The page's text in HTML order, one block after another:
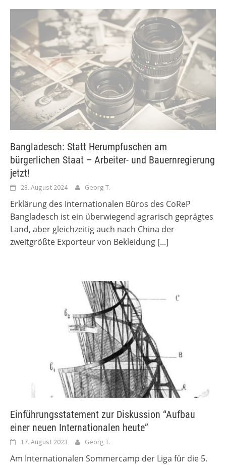
Bangladesch: Statt Herumpfuschen am
bürgerlichen Staat – Arbeiter- und Bauernregierung
jetzt!
28. August 2024 Georg T.
Erklärung des Internationalen Büros des CoReP
Bangladesch ist ein überwiegend agrarisch geprägtes
Land, aber gleichzeitig auch nach China der
zweitgrößte Exporteur von Bekleidung [...]
Einführungsstatement zur Diskussion “Aufbau
einer neuen Internationalen heute”
17. August 2023 Georg T.
Am Internationalen Sommercamp der Liga für die 5.